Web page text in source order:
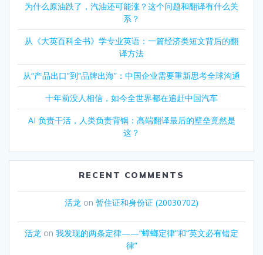
为什么原油跌了，汽油还可能涨？这个问题和翻译有什么关
系？
从《大英百科全书》学专业英语：一篇经济类短文背后的翻
译方法
从“产品出口”到“品牌出海”：中国企业需要重新思考全球沟通
十年前没人相信，如今全世界都在追赶中国汽车
AI 负责干活，人类负责背锅：高端翻译最后的壁垒竟然是
这？
RECENT COMMENTS
活龙 on 暂住证和身份证 (20030702)
活龙 on 我发现的两条定律——“蟑螂定律”和“英文必有错定
律”